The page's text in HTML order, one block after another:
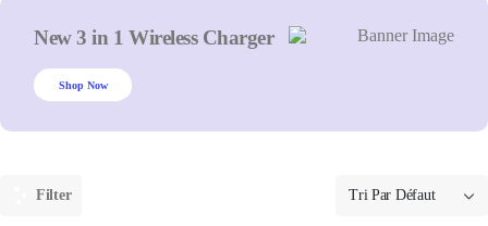
New 3 in 1 Wireless Charger
Shop Now
Filter